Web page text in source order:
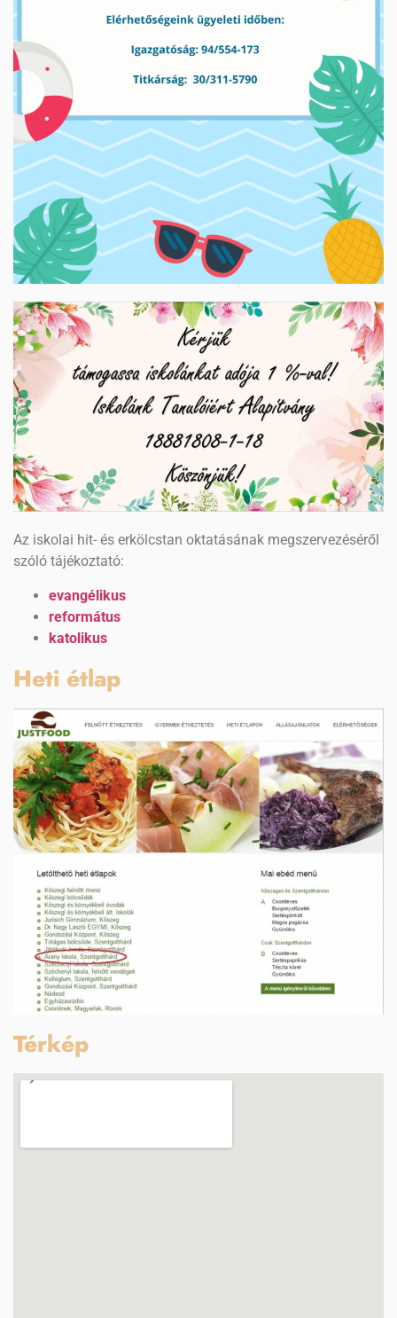
Az iskolai hit- és erkölcstan oktatásának megszervezéséről
szóló tájékoztató:
evangélikus
református
katolikus
Heti étlap
Térkép